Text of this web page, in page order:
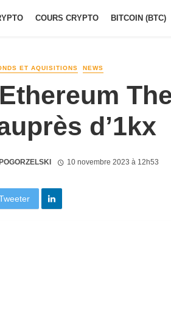
COURS CRYPTO BITCOIN (BTC)
ET AQUISITIONS NEWS
d’1kx
10 novembre 2023 à 12h53